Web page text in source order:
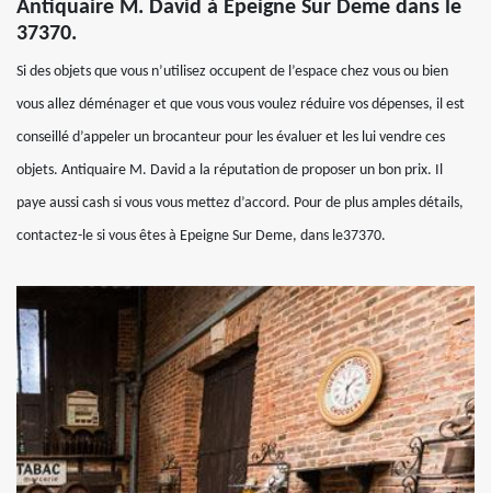
Antiquaire M. David à Epeigne Sur Deme dans le
37370.
Si des objets que vous n’utilisez occupent de l’espace chez vous ou bien
vous allez déménager et que vous vous voulez réduire vos dépenses, il est
conseillé d’appeler un brocanteur pour les évaluer et les lui vendre ces
objets. Antiquaire M. David a la réputation de proposer un bon prix. Il
paye aussi cash si vous vous mettez d’accord. Pour de plus amples détails,
contactez-le si vous êtes à Epeigne Sur Deme, dans le37370.